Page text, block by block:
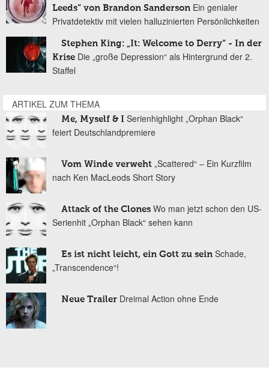
Leeds“ von Brandon Sanderson Ein genialer
Privatdetektiv mit vielen halluzinierten Persönlichkeiten
Stephen King: „It: Welcome to Derry“ - In der
Krise Die „große Depression“ als Hintergrund der 2.
Staffel
ARTIKEL ZUM THEMA
Me, Myself & I Serienhighlight „Orphan Black“
feiert Deutschlandpremiere
Vom Winde verweht „Scattered“ – Ein Kurzfilm
nach Ken MacLeods Short Story
Attack of the Clones Wo man jetzt schon den US-
Serienhit „Orphan Black“ sehen kann
Es ist nicht leicht, ein Gott zu sein Schade,
„Transcendence“!
Neue Trailer Dreimal Action ohne Ende